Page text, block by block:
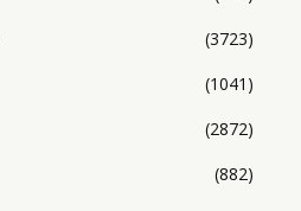
(3723)
(1041)
(2872)
(882)